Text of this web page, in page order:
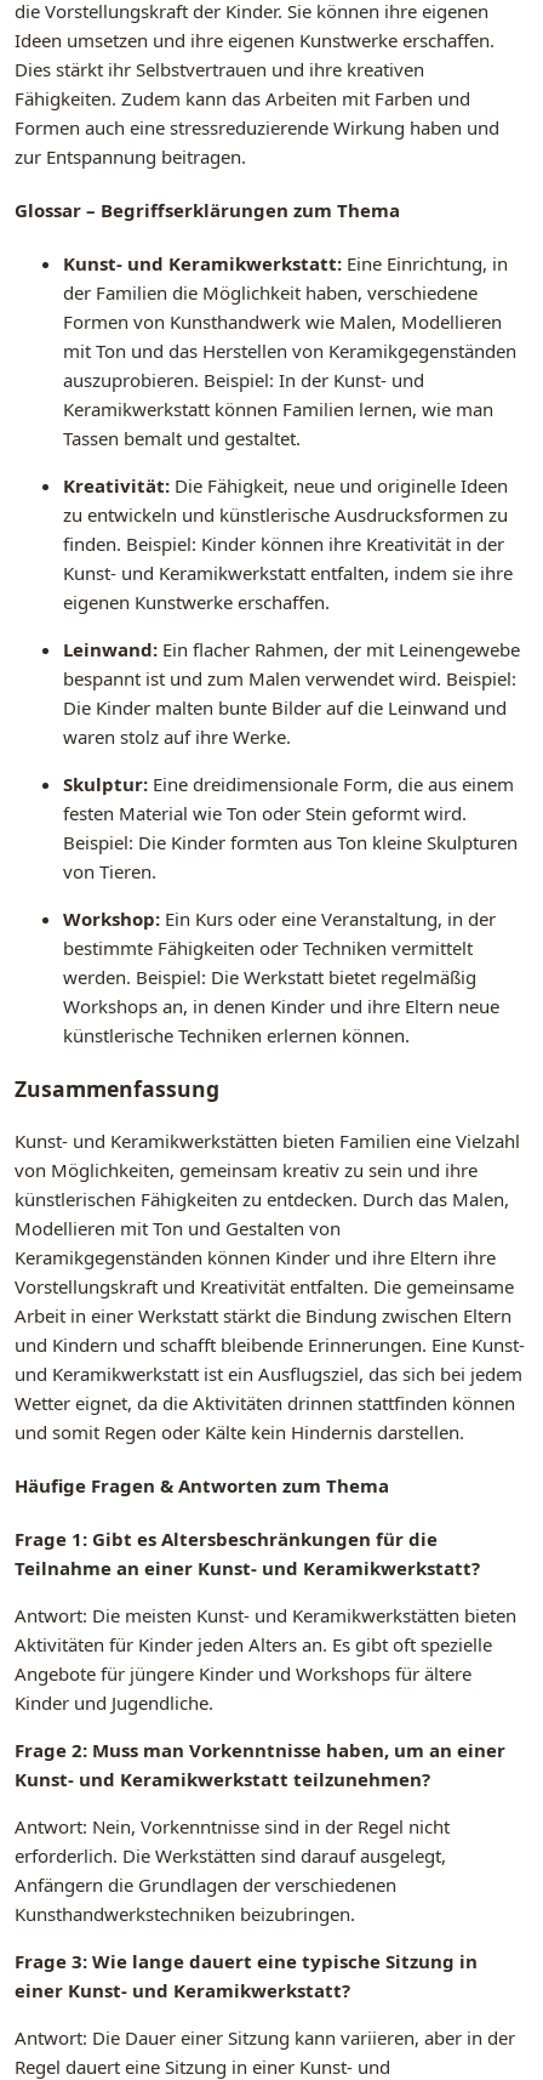
die Vorstellungskraft der Kinder. Sie können ihre eigenen
Ideen umsetzen und ihre eigenen Kunstwerke erschaffen.
Dies stärkt ihr Selbstvertrauen und ihre kreativen
Fähigkeiten. Zudem kann das Arbeiten mit Farben und
Formen auch eine stressreduzierende Wirkung haben und
zur Entspannung beitragen.
Glossar – Begriffserklärungen zum Thema
Kunst- und Keramikwerkstatt: Eine Einrichtung, in
der Familien die Möglichkeit haben, verschiedene
Formen von Kunsthandwerk wie Malen, Modellieren
mit Ton und das Herstellen von Keramikgegenständen
auszuprobieren. Beispiel: In der Kunst- und
Keramikwerkstatt können Familien lernen, wie man
Tassen bemalt und gestaltet.
Kreativität: Die Fähigkeit, neue und originelle Ideen
zu entwickeln und künstlerische Ausdrucksformen zu
finden. Beispiel: Kinder können ihre Kreativität in der
Kunst- und Keramikwerkstatt entfalten, indem sie ihre
eigenen Kunstwerke erschaffen.
Leinwand: Ein flacher Rahmen, der mit Leinengewebe
bespannt ist und zum Malen verwendet wird. Beispiel:
Die Kinder malten bunte Bilder auf die Leinwand und
waren stolz auf ihre Werke.
Skulptur: Eine dreidimensionale Form, die aus einem
festen Material wie Ton oder Stein geformt wird.
Beispiel: Die Kinder formten aus Ton kleine Skulpturen
von Tieren.
Workshop: Ein Kurs oder eine Veranstaltung, in der
bestimmte Fähigkeiten oder Techniken vermittelt
werden. Beispiel: Die Werkstatt bietet regelmäßig
Workshops an, in denen Kinder und ihre Eltern neue
künstlerische Techniken erlernen können.
Zusammenfassung
Kunst- und Keramikwerkstätten bieten Familien eine Vielzahl
von Möglichkeiten, gemeinsam kreativ zu sein und ihre
künstlerischen Fähigkeiten zu entdecken. Durch das Malen,
Modellieren mit Ton und Gestalten von
Keramikgegenständen können Kinder und ihre Eltern ihre
Vorstellungskraft und Kreativität entfalten. Die gemeinsame
Arbeit in einer Werkstatt stärkt die Bindung zwischen Eltern
und Kindern und schafft bleibende Erinnerungen. Eine Kunst-
und Keramikwerkstatt ist ein Ausflugsziel, das sich bei jedem
Wetter eignet, da die Aktivitäten drinnen stattfinden können
und somit Regen oder Kälte kein Hindernis darstellen.
Häufige Fragen & Antworten zum Thema
Frage 1: Gibt es Altersbeschränkungen für die
Teilnahme an einer Kunst- und Keramikwerkstatt?
Antwort: Die meisten Kunst- und Keramikwerkstätten bieten
Aktivitäten für Kinder jeden Alters an. Es gibt oft spezielle
Angebote für jüngere Kinder und Workshops für ältere
Kinder und Jugendliche.
Frage 2: Muss man Vorkenntnisse haben, um an einer
Kunst- und Keramikwerkstatt teilzunehmen?
Antwort: Nein, Vorkenntnisse sind in der Regel nicht
erforderlich. Die Werkstätten sind darauf ausgelegt,
Anfängern die Grundlagen der verschiedenen
Kunsthandwerkstechniken beizubringen.
Frage 3: Wie lange dauert eine typische Sitzung in
einer Kunst- und Keramikwerkstatt?
Antwort: Die Dauer einer Sitzung kann variieren, aber in der
Regel dauert eine Sitzung in einer Kunst- und